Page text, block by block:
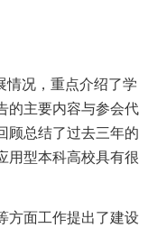
情况，重点介绍了学
的主要内容与参会代
顾总结了过去三年的
用型本科高校具有很
方面工作提出了建设